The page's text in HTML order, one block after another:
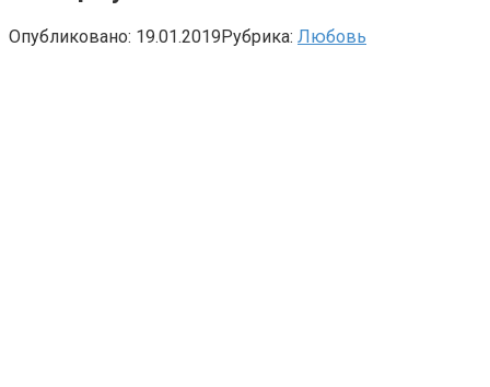
Опубликовано: 19.01.2019Рубрика: Любовь